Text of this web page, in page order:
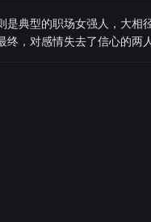
典型的职场女强人，大相
，对感情失去了信心的
现在短时间内让李中原和